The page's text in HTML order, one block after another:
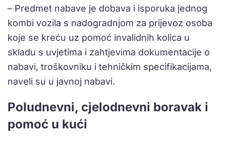
– Predmet nabave je dobava i isporuka jednog
kombi vozila s nadogradnjom za prijevoz osoba
koje se kreću uz pomoć invalidnih kolica u
skladu s uvjetima i zahtjevima dokumentacije o
nabavi, troškovniku i tehničkim specifikacijama,
naveli su u javnoj nabavi.
Poludnevni, cjelodnevni boravak i
pomoć u kući